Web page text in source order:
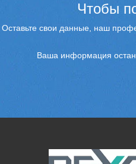
Чтобы
Оставьте свои данные, наш
Ваша информация